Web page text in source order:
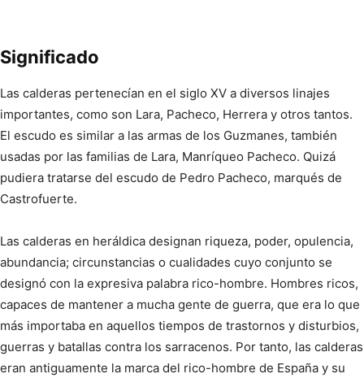
Significado
Las calderas pertenecían en el siglo XV a diversos linajes
importantes, como son Lara, Pacheco, Herrera y otros tantos.
El escudo es similar a las armas de los Guzmanes, también
usadas por las familias de Lara, Manríqueo Pacheco. Quizá
pudiera tratarse del escudo de Pedro Pacheco, marqués de
Castrofuerte.
Las calderas en heráldica designan riqueza, poder, opulencia,
abundancia; circunstancias o cualidades cuyo conjunto se
designó con la expresiva palabra rico-hombre. Hombres ricos,
capaces de mantener a mucha gente de guerra, que era lo que
más importaba en aquellos tiempos de trastornos y disturbios,
guerras y batallas contra los sarracenos. Por tanto, las calderas
eran antiguamente la marca del rico-hombre de España y su